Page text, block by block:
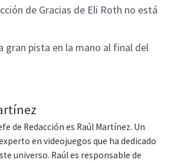
de Gracias de Eli Roth no está
gran pista en la mano al final del
de Redacción es Raúl Martínez. Un
en videojuegos que ha dedicado
universo. Raúl es responsable de